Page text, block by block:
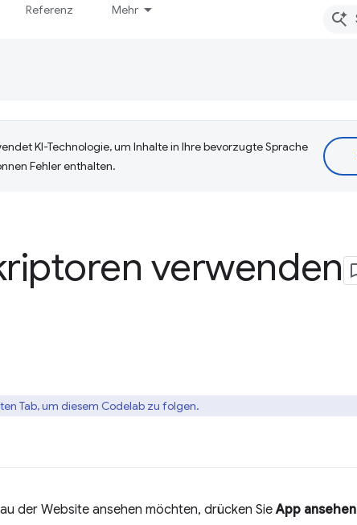
Referenz Mehr
KI-Technologie, um Inhalte in Ihre bevorzugte Sprache
Fehler enthalten.
verwenden
Tab, um diesem Codelab zu folgen.
der Website ansehen möchten, drücken SieApp ansehen